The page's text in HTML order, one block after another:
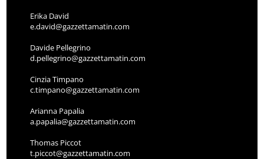
Erika David
e.david@gazzettamatin.com
Davide Pellegrino
d.pellegrino@gazzettamatin.com
Cinzia Timpano
c.timpano@gazzettamatin.com
Arianna Papalia
a.papalia@gazzettamatin.com
Thomas Piccot
t.piccot@gazzettamatin.com